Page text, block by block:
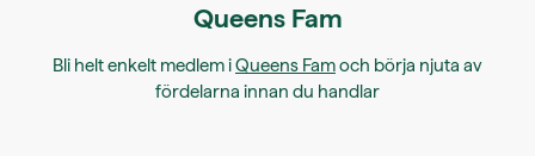
Queens Fam
Bli helt enkelt medlem iQueens Famoch börja njuta av
fördelarna innan du handlar